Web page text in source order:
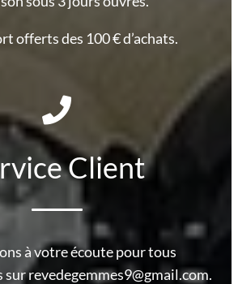
offerts des 100 € d’achats.
Client
à votre écoute pour tous
revedegemmes9@gmail.com.